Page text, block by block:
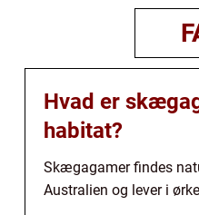
Hvad er
habitat?
Skægagamer findes
Australien og lever i